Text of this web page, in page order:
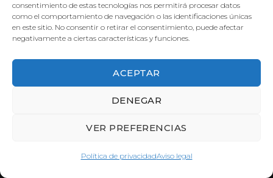
consentimiento de estas tecnologías nos permitirá procesar datos
como el comportamiento de navegación o las identificaciones únicas
en este sitio. No consentir o retirar el consentimiento, puede afectar
negativamente a ciertas características y funciones.
ACEPTAR
DENEGAR
VER PREFERENCIAS
Política de privacidadAviso legal
DIORAMA DIORAMA